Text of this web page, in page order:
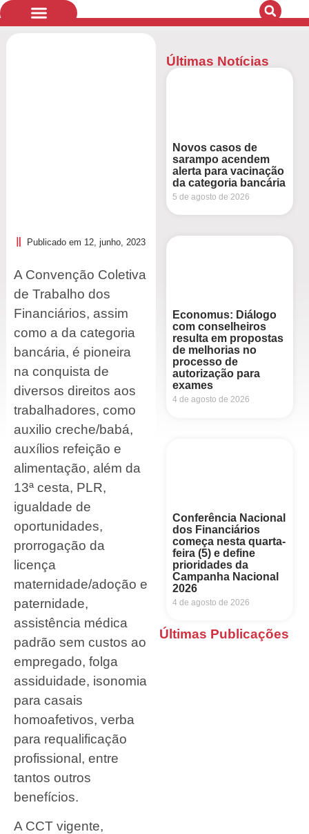
Publicado em 12, junho, 2023
A Convenção Coletiva
de Trabalho dos
Financiários, assim
como a da categoria
bancária, é pioneira
na conquista de
diversos direitos aos
trabalhadores, como
auxilio creche/babá,
auxílios refeição e
alimentação, além da
13ª cesta, PLR,
igualdade de
oportunidades,
prorrogação da
licença
maternidade/adoção e
paternidade,
assistência médica
padrão sem custos ao
empregado, folga
assiduidade, isonomia
para casais
homoafetivos, verba
para requalificação
profissional, entre
tantos outros
benefícios.
A CCT vigente,
Últimas Notícias
Novos casos de
sarampo acendem
alerta para vacinação
da categoria bancária
5 de agosto de 2026
Economus: Diálogo
com conselheiros
resulta em propostas
de melhorias no
processo de
autorização para
exames
4 de agosto de 2026
Conferência Nacional
dos Financiários
começa nesta quarta-
feira (5) e define
prioridades da
Campanha Nacional
2026
4 de agosto de 2026
Últimas Publicações